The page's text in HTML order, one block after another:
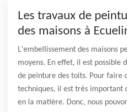
Les travaux de
des maisons à
L'embellissement des maisons
moyens. En effet, il est possible
de peinture des toits. Pour faire
techniques, il est très important
en la matière. Donc, nous